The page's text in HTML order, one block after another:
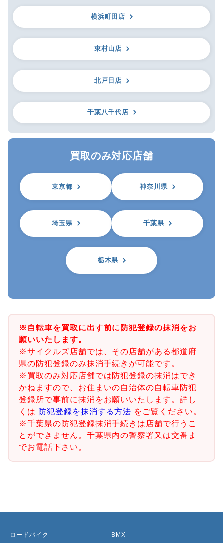
横浜町田店
東村山店
北戸田店
千葉八千代店
買取のみ対応店舗
東京都 神奈川県
埼玉県 千葉県
栃木県
※自転車を買取に出す前に防犯登録の抹消をお
願いいたします。
※サイクルズ店舗では、その店舗がある都道府
県の防犯登録のみ抹消手続きが可能です。
※買取のみ対応店舗では防犯登録の抹消はでき
かねますので、お住まいの自治体の自転車防犯
登録所で事前に抹消をお願いいたします。詳し
くは 防犯登録を抹消する方法 をご覧ください。
※千葉県の防犯登録抹消手続きは店舗で行うこ
とができません。千葉県内の警察署又は交番ま
でお電話下さい。
ロードバイク BMX